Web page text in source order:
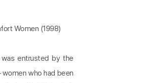
Women (1998)
was entrusted by the
women who had been